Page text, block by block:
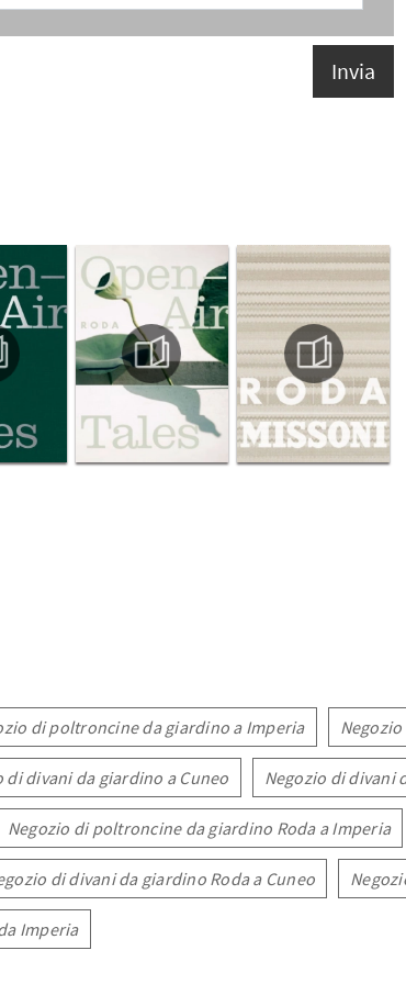
Invia
di poltroncine da giardino a Imperia
di divani da giardino a Cuneo Negozio di divani
Negozio di poltroncine da giardino Roda a Imperia
di divani da giardino Roda a Cuneo
Imperia